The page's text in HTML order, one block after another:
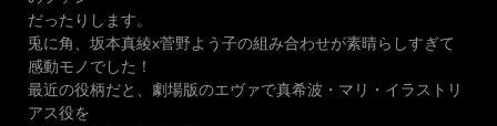
だったりします。
兎に角、坂本真綾x菅野よう子の組み合わせが素晴らしすぎて
感動モノでした！
最近の役柄だと、劇場版のエヴァで真希波・マリ・イラストリ
アス役を